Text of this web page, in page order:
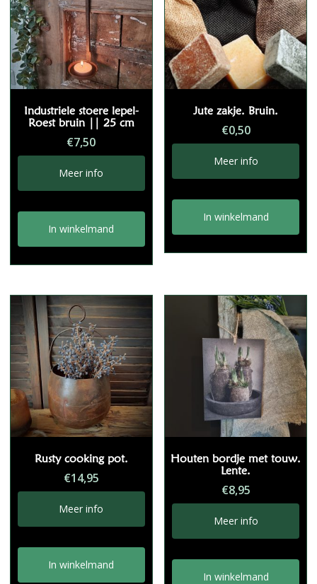
Industriele stoere lepel-
Roest bruin || 25 cm
€7,50
Meer info
In winkelmand
Jute zakje. Bruin.
€0,50
Meer info
In winkelmand
Rusty cooking pot.
€14,95
Meer info
In winkelmand
Houten bordje met touw.
Lente.
€8,95
Meer info
In winkelmand